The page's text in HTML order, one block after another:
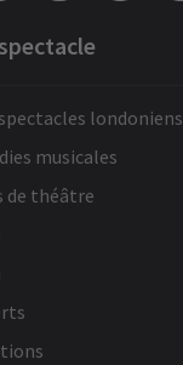
londoniens
musicales
de théâtre